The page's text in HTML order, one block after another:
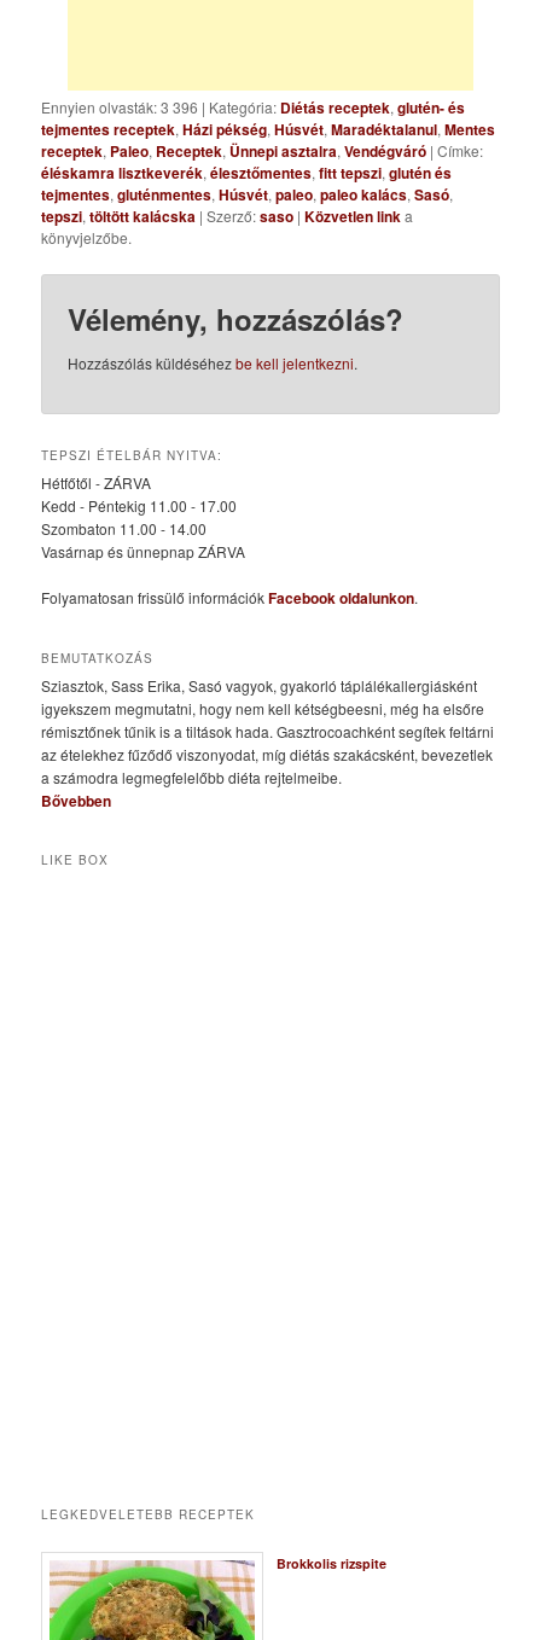
Ennyien olvasták: 3 396 | Kategória: Diétás receptek,glutén- és
tejmentes receptek,Házi pékség,Húsvét,Maradéktalanul,Mentes
receptek, Paleo, Receptek, Ünnepi asztalra,Vendégváró | Címke:
éléskamra lisztkeverék,élesztőmentes,fitt tepszi,glutén és
tejmentes,gluténmentes,Húsvét,paleo,paleo kalács,Sasó,
tepszi,töltött kalácska | Szerző:saso |Közvetlen linka
könyvjelzőbe.
Vélemény, hozzászólás?
Hozzászólás küldéséhezbe kell jelentkezni.
TEPSZI ÉTELBÁR NYITVA:
Hétfőtől - ZÁRVA
Kedd - Péntekig 11.00 - 17.00
Szombaton 11.00 - 14.00
Vasárnap és ünnepnap ZÁRVA
Folyamatosan frissülő információkFacebook oldalunkon.
BEMUTATKOZÁS
Sziasztok, Sass Erika, Sasó vagyok, gyakorló táplálékallergiásként
igyekszem megmutatni, hogy nem kell kétségbeesni, még ha elsőre
rémisztőnek tűnik is a tiltások hada. Gasztrocoachként segítek feltárni
az ételekhez fűződő viszonyodat, míg diétás szakácsként, bevezetlek
a számodra legmegfelelőbb diéta rejtelmeibe.
Bővebben
LIKE BOX
LEGKEDVELETEBB RECEPTEK
Brokkolis rizspite